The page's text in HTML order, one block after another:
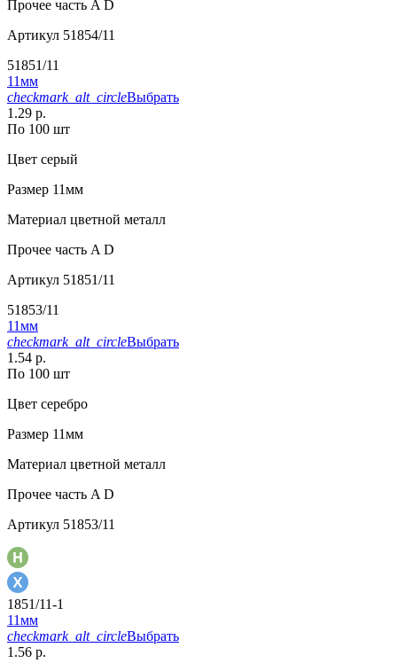
Прочее часть A D
Артикул 51854/11
51851/11
11мм
checkmark_alt_circleВыбрать
1.29 р.
По 100 шт
Цвет серый
Размер 11мм
Материал цветной металл
Прочее часть A D
Артикул 51851/11
51853/11
11мм
checkmark_alt_circleВыбрать
1.54 р.
По 100 шт
Цвет серебро
Размер 11мм
Материал цветной металл
Прочее часть A D
Артикул 51853/11
1851/11-1
11мм
checkmark_alt_circleВыбрать
1.56 р.